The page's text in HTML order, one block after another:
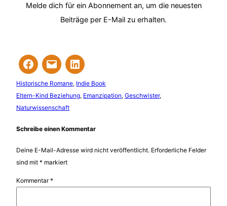
Melde dich für ein Abonnement an, um die neuesten
Beiträge per E-Mail zu erhalten.
Historische Romane, Indie Book
Eltern-Kind Beziehung, Emanzipation, Geschwister
Naturwissenschaft
Schreibe einen Kommentar
Deine E-Mail-Adresse wird nicht veröffentlicht. Erforderliche Felder
sind mit * markiert
Kommentar*